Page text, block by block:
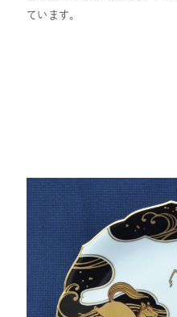
ています。